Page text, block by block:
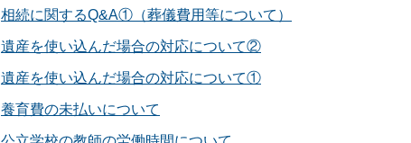
相続に関するQ&A①（葬儀費用等について）
遺産を使い込んだ場合の対応について②
遺産を使い込んだ場合の対応について①
養育費の未払いについて